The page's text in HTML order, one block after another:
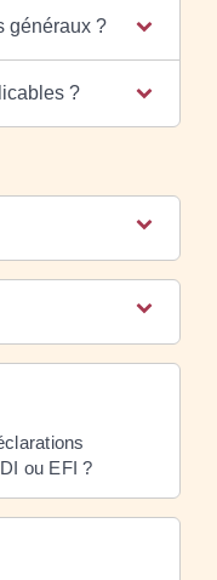
généraux ?
?
ou EFI ?